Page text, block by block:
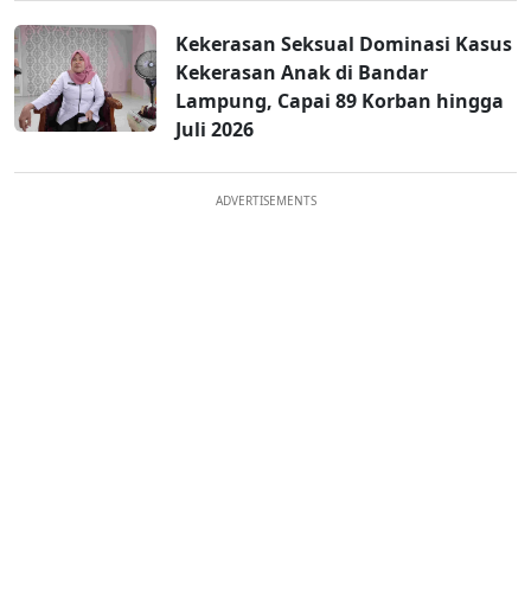
Kekerasan Seksual Dominasi Kasus
Kekerasan Anak di Bandar
Lampung, Capai 89 Korban hingga
Juli 2026
ADVERTISEMENTS